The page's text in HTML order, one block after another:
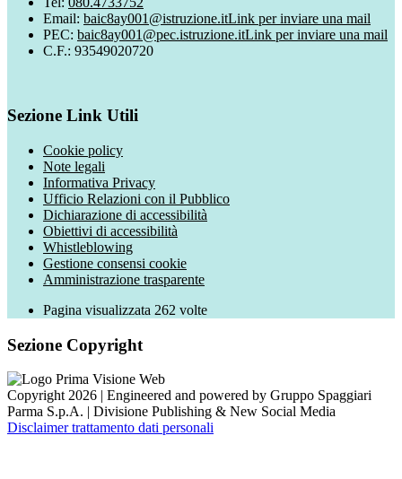
Email: baic8ay001@istruzione.itLink per inviare una mail
PEC: baic8ay001@pec.istruzione.itLink per inviare una mail
C.F.: 93549020720
Sezione Link Utili
Cookie policy
Note legali
Informativa Privacy
Ufficio Relazioni con il Pubblico
Dichiarazione di accessibilità
Obiettivi di accessibilità
Whistleblowing
Gestione consensi cookie
Amministrazione trasparente
Pagina visualizzata 262 volte
Sezione Copyright
Copyright 2026 | Engineered and powered by Gruppo Spaggiari
Parma S.p.A. | Divisione Publishing & New Social Media
Disclaimer trattamento dati personali